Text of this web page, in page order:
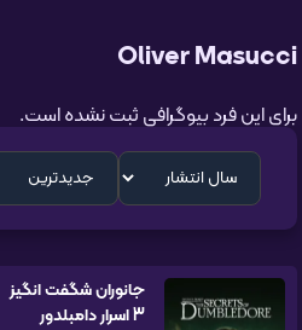
Oliver Masucci
برای این فرد بیوگرافی ثبت نشده است.
جانوران شگفت انگیز
3 اسرار دامبلدور